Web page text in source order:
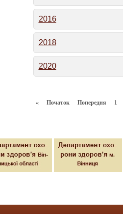
2016
2018
2020
« Початок Попередня 1